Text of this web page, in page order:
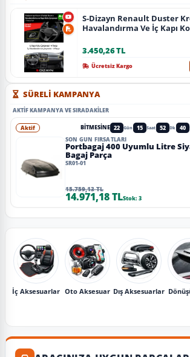
S-Dizayn Renault Duster
Havalandırma Ve İç Kapı
Krom) A+ Kalite
3.450,26 TL
Ücretsiz Kargo
SÜRELİ KAMPANYA
AKTIF KAMPANYA VE SIRADAKILER
Aktif BITMESINE 22 Gün 15 Saat 52 Dk 37
SON GÜN FIRSATLARI
Portbagaj 400 Uyumlu Litre
Bagaj Parça
SR01-01
15.759,13 TL
14.971,18 TLStok: 3
İç Aksesuarlar Oto Aksesuar Dış Aksesuarlar